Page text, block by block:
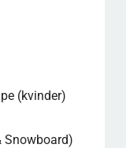
(kvinder)
Snowboard)
en udøver,